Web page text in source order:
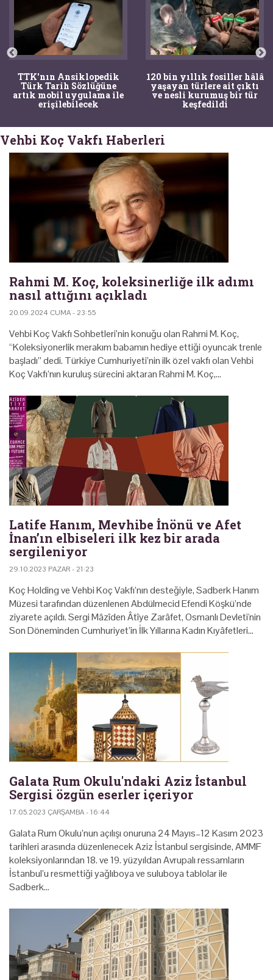
Sözlüğüne
ile
120 bin yıllık fosiller hâlâ
yaşayan türlere ait çıktı
ve nesli kurumuş bir tür
Bir
tıpçıları
Vehbi Koç Vakfı Haberleri
Rahmi M. Koç, koleksinerliğe ilk adımı
nasıl attığını açıkladı
20.09.2024 CUMA - 23:55
Vehbi Koç Vakfı Sohbetleri’nin konuğu olan Rahmi M. Koç,
“Koleksiyonerlik merakım babamın hediye ettiği oyuncak trenle
başladı” dedi. Türkiye Cumhuriyeti’nin ilk özel vakfı olan Vehbi
Koç Vakfı’nın kuruluş sürecini aktaran Rahmi M. Koç,…
Latife Hanım, Mevhibe İnönü ve Afet
İnan’ın elbiseleri ilk kez bir arada
sergileniyor
29.10.2023 PAZAR - 21:23
Koç Holding ve Vehbi Koç Vakfı’nın desteğiyle, Sadberk Hanım
Müzesi tarafından düzenlenen Abdülmecid Efendi Köşkü’nde
ziyarete açıldı. Sergi Mâzîden Âtîye Zarâfet, Osmanlı Devleti'nin
Son Döneminden Cumhuriyet’in İlk Yıllarına Kadın Kıyâfetleri…
Galata Rum Okulu'ndaki Aziz İstanbul
Sergisi özgün eserler içeriyor
17.05.2023 ÇARŞAMBA - 16:44
Galata Rum Okulu’nun açılışı onuruna 24 Mayıs–12 Kasım 2023
tarihleri arasında düzenlenecek Aziz İstanbul sergisinde, AMMF
koleksiyonlarından 18. ve 19. yüzyıldan Avrupalı ressamların
İstanbul’u resmettiği yağlıboya ve suluboya tablolar ile
Sadberk…